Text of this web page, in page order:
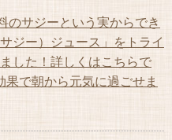
サジーという実からでき
ジー）ジュース」をトライ
した！詳しくはこちらで
で朝から元気に過ごせま